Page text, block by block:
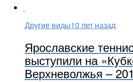
Другие виды10 лет назад
Ярославские
выступили на
Верхневолжья –